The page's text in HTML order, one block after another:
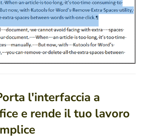
l'interfaccia a
e rende il tuo lavoro